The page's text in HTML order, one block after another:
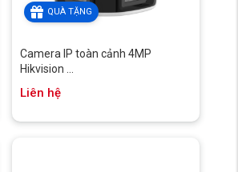
QUÀ TẶNG
Camera IP toàn cảnh 4MP
Hikvision ...
Liên hệ